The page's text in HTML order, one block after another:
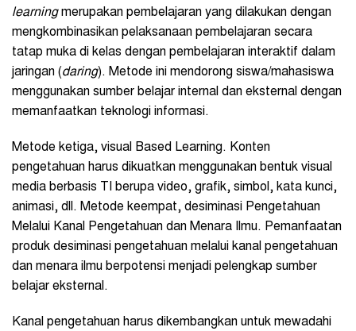
learningmerupakan pembelajaran yang dilakukan dengan
mengkombinasikan pelaksanaan pembelajaran secara
tatap muka di kelas dengan pembelajaran interaktif dalam
jaringan (daring). Metode ini mendorong siswa/mahasiswa
menggunakan sumber belajar internal dan eksternal dengan
memanfaatkan teknologi informasi.
Metode ketiga, visual Based Learning. Konten
pengetahuan harus dikuatkan menggunakan bentuk visual
media berbasis TI berupa video, grafik, simbol, kata kunci,
animasi, dll. Metode keempat, desiminasi Pengetahuan
Melalui Kanal Pengetahuan dan Menara Ilmu. Pemanfaatan
produk desiminasi pengetahuan melalui kanal pengetahuan
dan menara ilmu berpotensi menjadi pelengkap sumber
belajar eksternal.
Kanal pengetahuan harus dikembangkan untuk mewadahi